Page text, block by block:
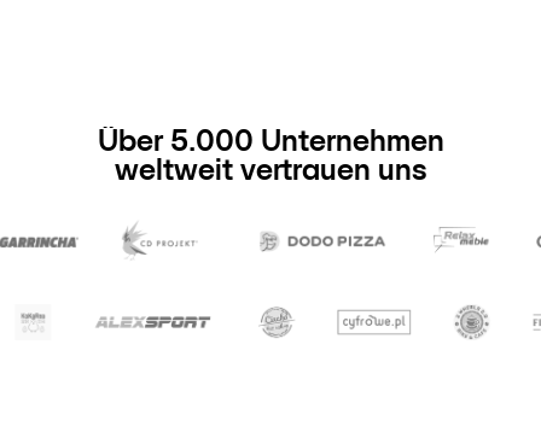
Über 5.000 Unternehmen
weltweit vertrauen uns